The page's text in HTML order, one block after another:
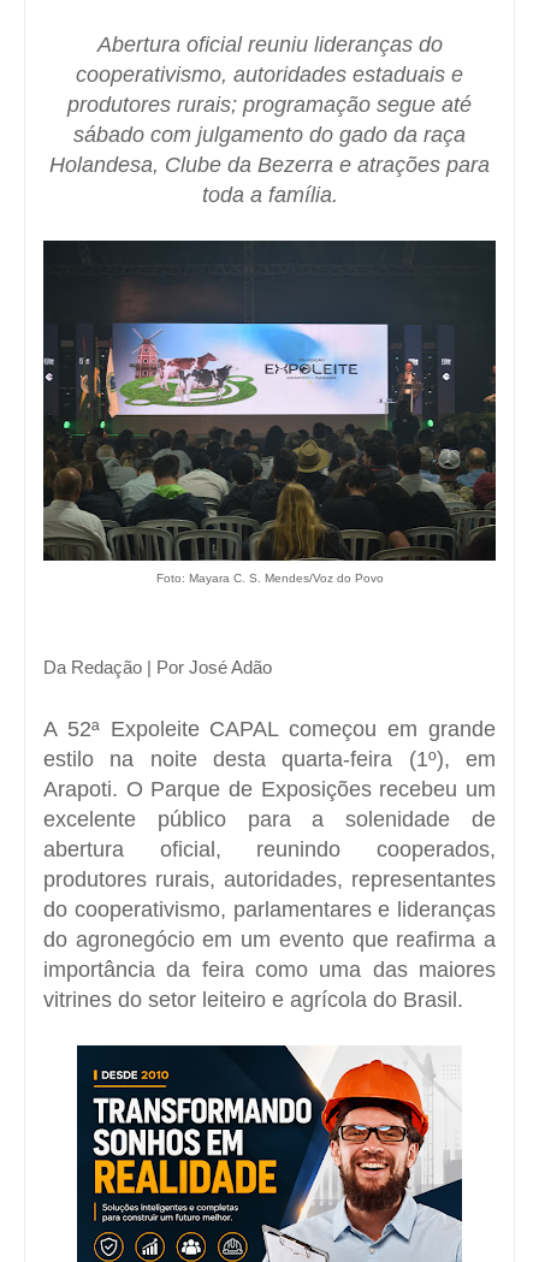
Abertura oficial reuniu lideranças do
cooperativismo, autoridades estaduais e
produtores rurais; programação segue até
sábado com julgamento do gado da raça
Holandesa, Clube da Bezerra e atrações para
toda a família.
Foto: Mayara C. S. Mendes/Voz do Povo
Da Redação | Por José Adão
A 52ª Expoleite CAPAL começou em grande
estilo na noite desta quarta-feira (1º), em
Arapoti. O Parque de Exposições recebeu um
excelente público para a solenidade de
abertura oficial, reunindo cooperados,
produtores rurais, autoridades, representantes
do cooperativismo, parlamentares e lideranças
do agronegócio em um evento que reafirma a
importância da feira como uma das maiores
vitrines do setor leiteiro e agrícola do Brasil.